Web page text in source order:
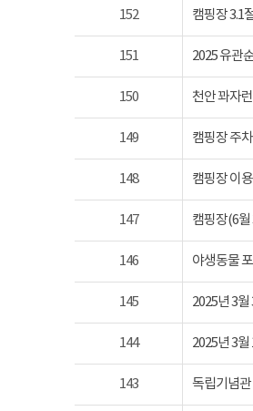
152 캠핑장 3.1
151 2025 유관
150 천안 꽈자
149 캠핑장 주
148 캠핑장 이
147 캠핑장(6월
146 야생동물
145 2025년 3
144 2025년 3월
143 독립기념관